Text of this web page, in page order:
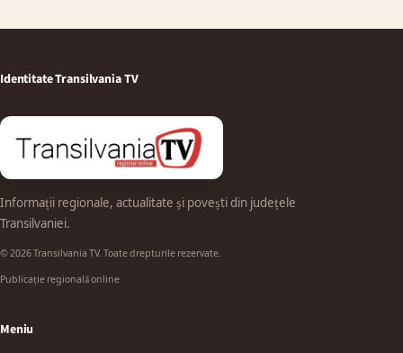
Identitate Transilvania TV
Informații regionale, actualitate și povești din județele
Transilvaniei.
© 2026 Transilvania TV. Toate drepturile rezervate.
Publicație regională online
Meniu